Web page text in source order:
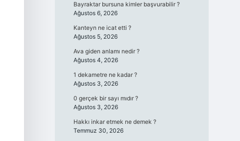
Bayraktar bursuna kimler başvurabilir ?
Ağustos 6, 2026
Kanteyn ne icat etti ?
Ağustos 5, 2026
Ava giden anlamı nedir ?
Ağustos 4, 2026
1 dekametre ne kadar ?
Ağustos 3, 2026
0 gerçek bir sayı mıdır ?
Ağustos 3, 2026
Hakkı inkar etmek ne demek ?
Temmuz 30, 2026